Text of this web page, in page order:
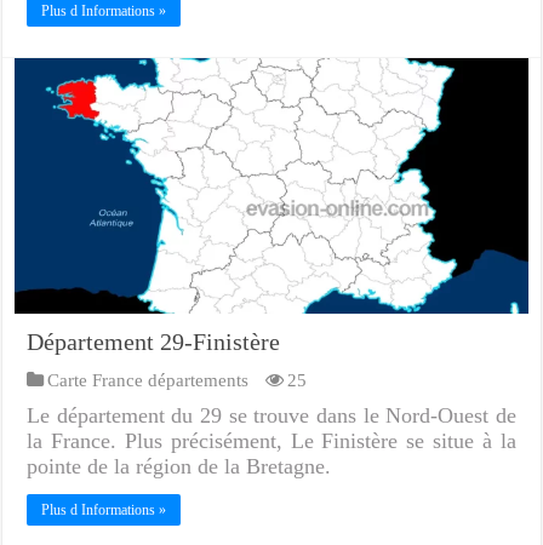
Plus d Informations »
Département 29-Finistère
Carte France départements 25
Le département du 29 se trouve dans le Nord-Ouest de
la France. Plus précisément, Le Finistère se situe à la
pointe de la région de la Bretagne.
Plus d Informations »